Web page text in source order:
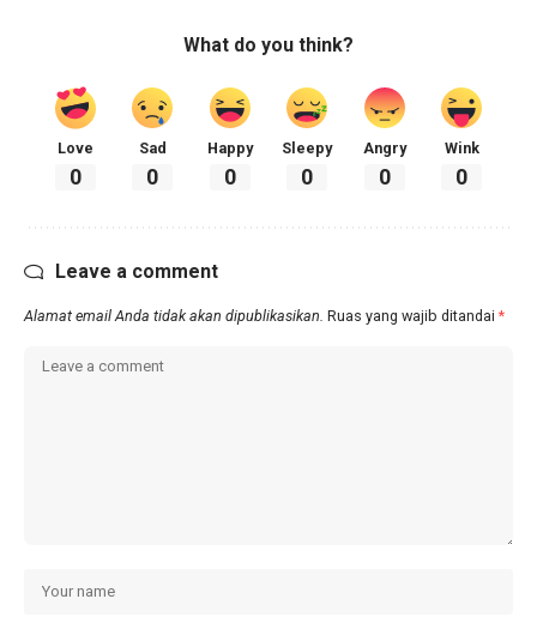
What do you think?
Love
0
Sad
0
Happy
0
Sleepy
0
Angry
0
Wink
0
Leave a comment
Alamat email Anda tidak akan dipublikasikan. Ruas yang wajib ditandai *